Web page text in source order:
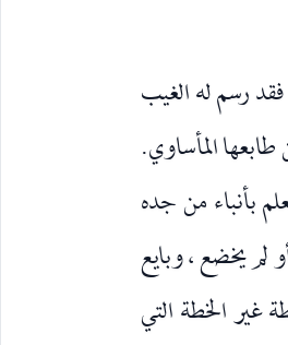
رسم له الغيب
المأساوي.
بأنباء من جده
لم يخضع ، وبايع
غير الخطة التي